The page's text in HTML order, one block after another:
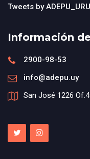
Tweets by ADEPU_URU
Información
2900-98-53
info@adepu.uy
San José 1226